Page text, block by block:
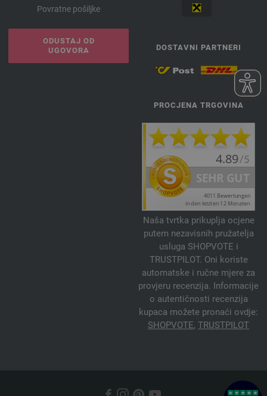
Povratne pošiljke
ODUSTAJ OD
UGOVORA
DOSTAVNI PARTNERI
PROCJENA TRGOVINA
Naša tvrtka prikuplja ocjene
putem nezavisnih pružatelja
usluga SHOPVOTE i
TRUSTPILOT. Oni koriste
automatske i ručne mjere za
provjeru recenzija. Informacije
o autentičnosti recenzija
kupaca možete pronaći ovdje:
SHOPVOTE, TRUSTPILOT